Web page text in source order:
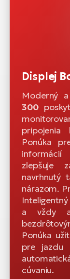
Displej
Moderný
300
pripojenia
Ponúka
informácií
zlepšuje
navrhnutý
nárazom.
a vždy
Ponúka
pre jazdu
cúvaniu.